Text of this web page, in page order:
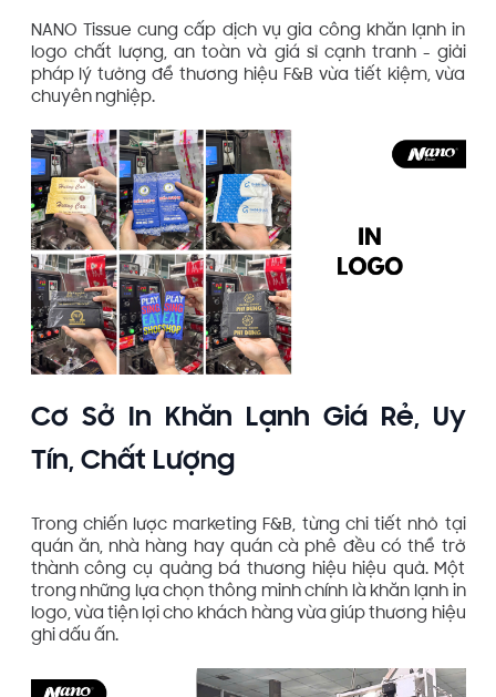
NANO Tissue cung cấp dịch vụ gia công khăn lạnh in
logo chất lượng, an toàn và giá sỉ cạnh tranh - giải
pháp lý tưởng để thương hiệu F&B vừa tiết kiệm, vừa
chuyên nghiệp.
Cơ Sở In Khăn Lạnh Giá Rẻ, Uy
Tín, Chất Lượng
Trong chiến lược marketing F&B, từng chi tiết nhỏ tại
quán ăn, nhà hàng hay quán cà phê đều có thể trở
thành công cụ quảng bá thương hiệu hiệu quả. Một
trong những lựa chọn thông minh chính là khăn lạnh in
logo, vừa tiện lợi cho khách hàng vừa giúp thương hiệu
ghi dấu ấn.